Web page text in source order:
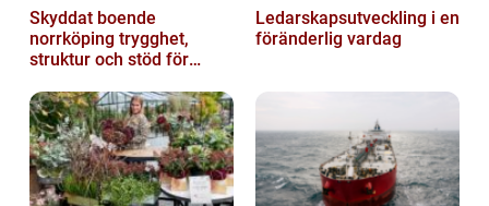
Skyddat boende
norrköping trygghet,
struktur och stöd för
situationer
Ledarskapsutveckling i en
föränderlig vardag